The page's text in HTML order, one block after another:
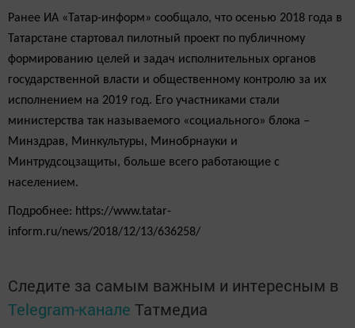
Ранее ИА «Татар-информ» сообщало, что осенью 2018 года в
Татарстане стартовал пилотный проект по публичному
формированию целей и задач исполнительных органов
государственной власти и общественному контролю за их
исполнением на 2019 год. Его участниками стали
министерства так называемого «социального» блока –
Минздрав, Минкультуры, Минобрнауки и
Минтрудсоцзащиты, больше всего работающие с
населением.
Подробнее: https://www.tatar-
inform.ru/news/2018/12/13/636258/
Следите за самым важным и интересным в
Telegram-канале Татмедиа